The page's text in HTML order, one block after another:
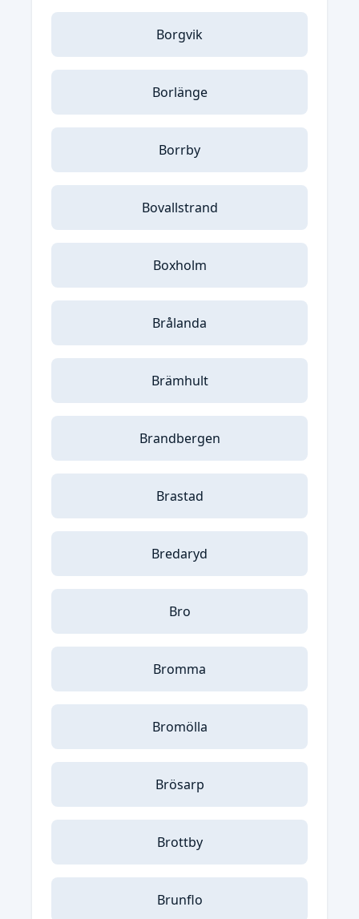
Borgvik
Borlänge
Borrby
Bovallstrand
Boxholm
Brålanda
Brämhult
Brandbergen
Brastad
Bredaryd
Bro
Bromma
Bromölla
Brösarp
Brottby
Brunflo